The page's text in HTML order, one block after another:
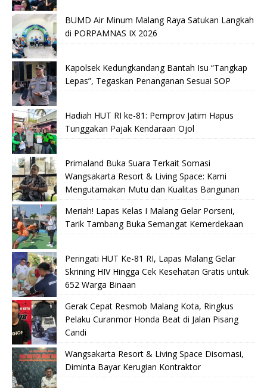
BUMD Air Minum Malang Raya Satukan Langkah
di PORPAMNAS IX 2026
Kapolsek Kedungkandang Bantah Isu “Tangkap
Lepas”, Tegaskan Penanganan Sesuai SOP
Hadiah HUT RI ke-81: Pemprov Jatim Hapus
Tunggakan Pajak Kendaraan Ojol
Primaland Buka Suara Terkait Somasi
Wangsakarta Resort & Living Space: Kami
Mengutamakan Mutu dan Kualitas Bangunan
Meriah! Lapas Kelas I Malang Gelar Porseni,
Tarik Tambang Buka Semangat Kemerdekaan
Peringati HUT Ke-81 RI, Lapas Malang Gelar
Skrining HIV Hingga Cek Kesehatan Gratis untuk
652 Warga Binaan
Gerak Cepat Resmob Malang Kota, Ringkus
Pelaku Curanmor Honda Beat di Jalan Pisang
Candi
Wangsakarta Resort & Living Space Disomasi,
Diminta Bayar Kerugian Kontraktor